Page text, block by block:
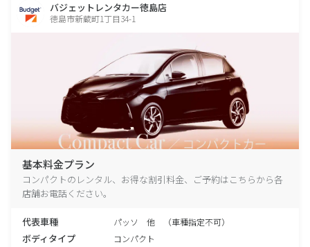
バジェットレンタカー徳島店
徳島市新蔵町1丁目34-1
基本料金プラン
コンパクトのレンタル、お得な割引料金、ご予約はこちらから各
店舗お電話ください。
代表車種 パッソ 他 （車種指定不可）
ボディタイプ コンパクト